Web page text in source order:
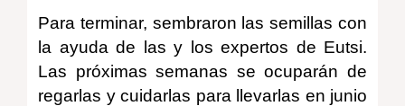
Para terminar, sembraron las semillas con
la ayuda de las y los expertos de Eutsi.
Las próximas semanas se ocuparán de
regarlas y cuidarlas para llevarlas en junio